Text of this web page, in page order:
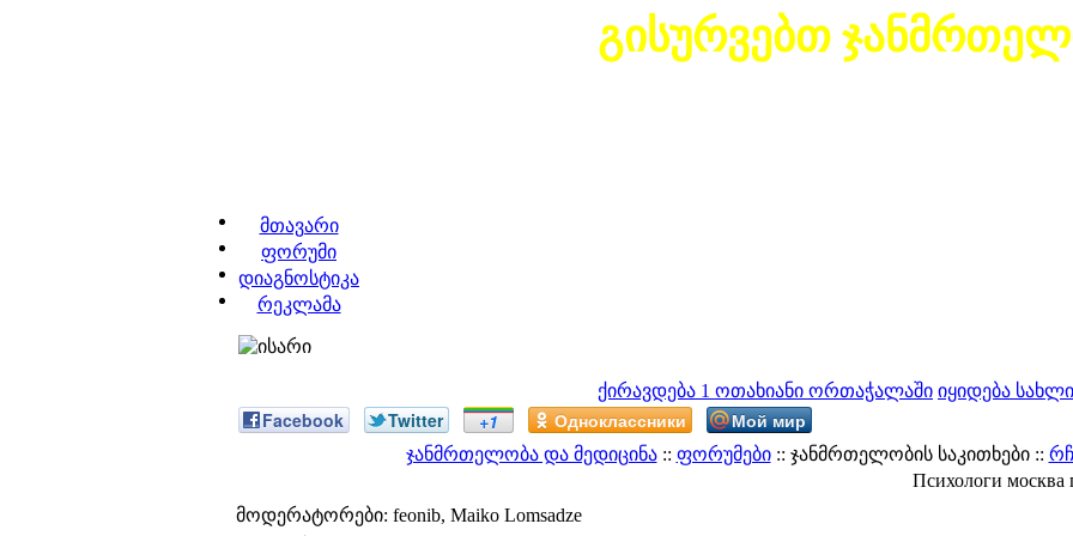
გისურვებთ
მთავარი
ფორუმი
დიაგნოსტიკა
რეკლამა
ქირავდება 1 ოთახიანი ორთაჭალაში იყიდება
Facebook Twitter +1 Одноклассники Мой мир
ჯანმრთელობა და მედიცინა:: ფორუმები:: ჯანმრთელობის საკითხები ::
Психологи москва
მოდერატორები: feonib, Maiko Lomsadze